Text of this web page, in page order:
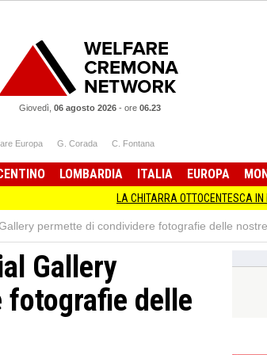
Giovedì, 06 agosto 2026- ore 06.23
Europa G. Corada C. Fontana
LOMBARDIA ITALIA EUROPA
LA CHITARRA OTTOCENTESCA IN
permette di condividere fotografie delle
Gallery
fotografie delle